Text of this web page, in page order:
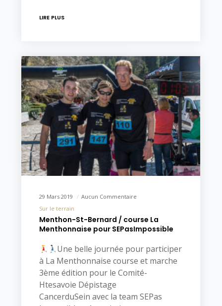
LIRE PLUS
29 Mars 2019
Aucun Commentaire
Sur le terrain
Menthon-St-Bernard / course La
Menthonnaise pour SEPasImpossible
Une belle journée pour participer
à La Menthonnaise course et marche
3ème édition pour le Comité-
Htesavoie Dépistage
CancerduSein avec la team SEPas